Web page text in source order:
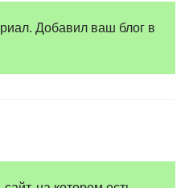
Добавил ваш блог в